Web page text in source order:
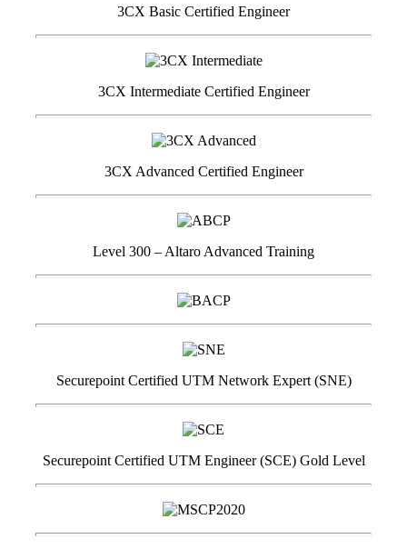
3CX Basic Certified Engineer
3CX Intermediate Certified Engineer
3CX Advanced Certified Engineer
Level 300 – Altaro Advanced Training
Securepoint Certified UTM Network Expert (SNE)
Securepoint Certified UTM Engineer (SCE) Gold Level